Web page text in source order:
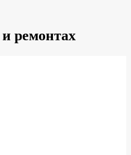
и ремонтах